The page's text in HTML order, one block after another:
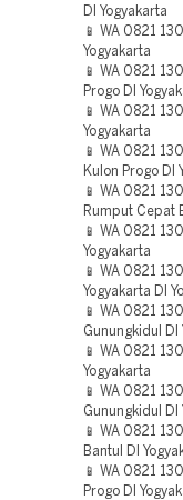
DI Yogyakarta
📱 WA 0821
Yogyakarta
📱 WA 0821
Progo DI
📱 WA 0821
Yogyakarta
📱 WA 0821
Kulon Progo DI
📱 WA 0821
Rumput Cepat
📱 WA 0821
Yogyakarta
📱 WA 0821
Yogyakarta DI
📱 WA 0821
Gunungkidul DI
📱 WA 0821
Yogyakarta
📱 WA 0821
Gunungkidul DI
📱 WA 0821
Bantul DI
📱 WA 0821
Progo DI